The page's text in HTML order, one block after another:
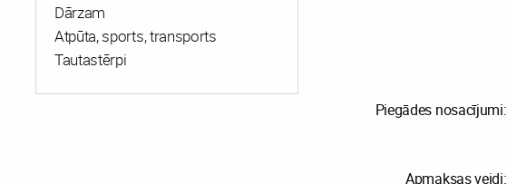
Dārzam
Atpūta, sports, transports
Tautastērpi
Piegādes nosacījumi:
Apmaksas veidi: